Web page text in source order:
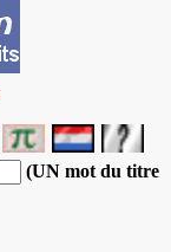
(UN mot du titre